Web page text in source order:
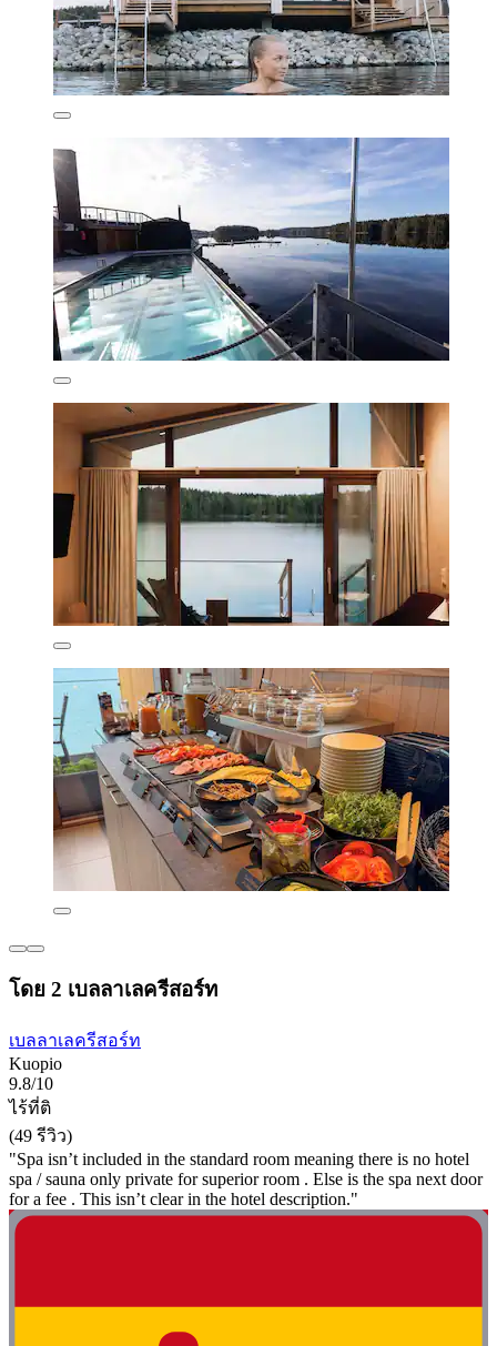
โดย 2 เบลลาเลครีสอร์ท
เบลลาเลครีสอร์ท
Kuopio
9.8/10
ไร้ที่ติ
(49 รีวิว)
"Spa isn’t included in the standard room meaning there is no hotel
spa / sauna only private for superior room . Else is the spa next door
for a fee . This isn’t clear in the hotel description."